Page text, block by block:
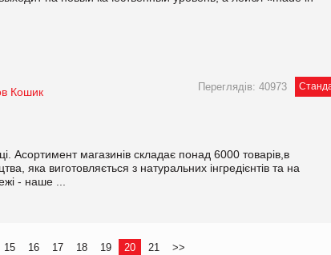
Переглядів: 40973
Кошик
Асортимент магазинів складає понад 6000 товарів,в
яка виготовляється з натуральних інгредієнтів та на
- наше ...
15 16 17 18 19 20 21 >>